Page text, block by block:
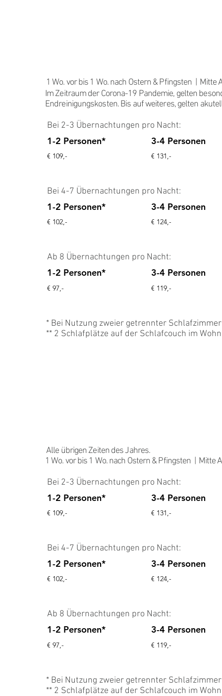
1 Wo. vor bis 1 Wo. nach Ostern & Pfingsten |
Im Zeitraum der Corona-19 Pandemie, gelten
Endreinigungskosten. Bis auf weiteres, gelten
Bei 2-3 Übernachtungen pro Nacht:
1-2 Personen*
€ 109,-
3-4 Personen
€ 131,-
Bei 4-7 Übernachtungen pro Nacht:
1-2 Personen*
€ 102,-
3-4 Personen
€ 124,-
Ab 8 Übernachtungen pro Nacht:
1-2 Personen*
€ 97,-
3-4 Personen
€ 119,-
* Bei Nutzung zweier getrennter
** 2 Schlafplätze auf der Schlafcouch im
Alle übrigen Zeiten des Jahres.
1 Wo. vor bis 1 Wo. nach Ostern & Pfingsten |
Bei 2-3 Übernachtungen pro Nacht:
1-2 Personen*
€ 109,-
3-4 Personen
€ 131,-
Bei 4-7 Übernachtungen pro Nacht:
1-2 Personen*
€ 102,-
3-4 Personen
€ 124,-
Ab 8 Übernachtungen pro Nacht:
1-2 Personen*
€ 97,-
3-4 Personen
€ 119,-
* Bei Nutzung zweier getrennter
** 2 Schlafplätze auf der Schlafcouch im